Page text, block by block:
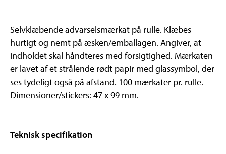
Selvklæbende advarselsmærkat på rulle. Klæbes
hurtigt og nemt på æsken/emballagen. Angiver, at
indholdet skal håndteres med forsigtighed. Mærkaten
er lavet af et strålende rødt papir med glassymbol, der
ses tydeligt også på afstand. 100 mærkater pr. rulle.
Dimensioner/stickers: 47 x 99 mm.
Teknisk specifikation